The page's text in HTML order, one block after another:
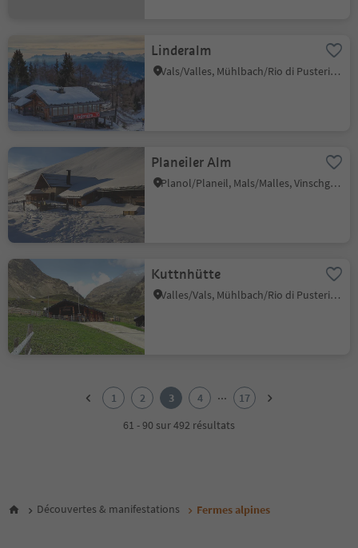
Linderalm
Vals/Valles, Mühlbach/Rio di Pusteria, Brixen/Bressanone and environs
Planeiler Alm
Planol/Planeil, Mals/Malles, Vinschgau/Val Venosta
Kuttnhütte
Valles/Vals, Mühlbach/Rio di Pusteria, Brixen/Bressanone and environs
9
10
1 2 3 4 ...
17
61 - 90 sur 492 résultats
Découvertes & manifestations Fermes alpines